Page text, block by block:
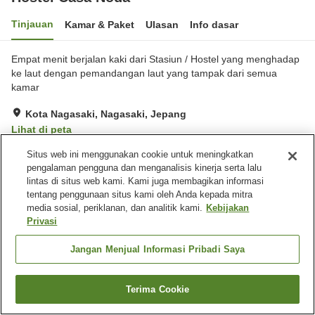
Tinjauan Kamar & Paket Ulasan Info dasar
Empat menit berjalan kaki dari Stasiun / Hostel yang menghadap
ke laut dengan pemandangan laut yang tampak dari semua
kamar
Kota Nagasaki, Nagasaki, Jepang
Lihat di peta
Sangat baik Ulasan: 154
Fasilitas properti
Wi-Fi
Lima menit berjalan kaki ke
Beranda Jepang Nagasaki
Kota Nagasaki
Cari kamar
Situs web ini menggunakan cookie untuk meningkatkan
pengalaman pengguna dan menganalisis kinerja serta lalu
lintas di situs web kami. Kami juga membagikan informasi
tentang penggunaan situs kami oleh Anda kepada mitra
media sosial, periklanan, dan analitik kami. Kebijakan
Privasi
Jangan Menjual Informasi Pribadi Saya
Terima Cookie